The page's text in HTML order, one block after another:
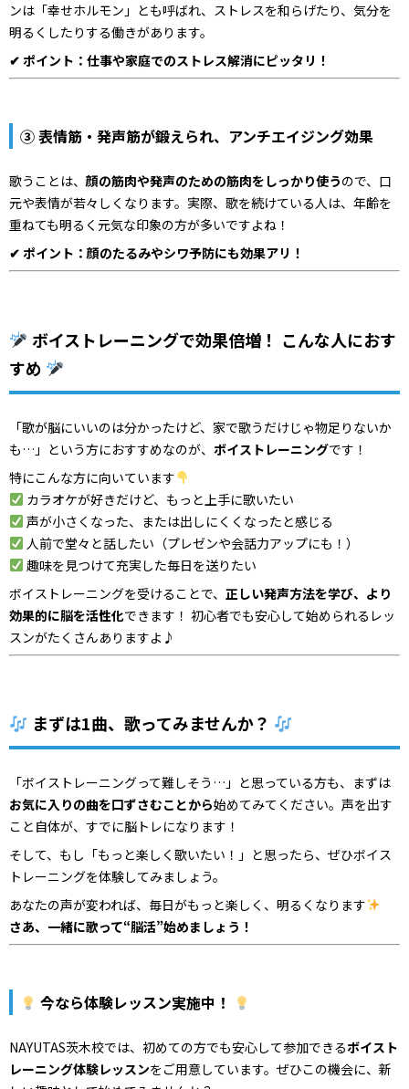
ンは「幸せホルモン」とも呼ばれ、ストレスを和らげたり、気分を
明るくしたりする働きがあります。
✔ ポイント：仕事や家庭でのストレス解消にピッタリ！
③ 表情筋・発声筋が鍛えられ、アンチエイジング効果
歌うことは、顔の筋肉や発声のための筋肉をしっかり使うので、口
元や表情が若々しくなります。実際、歌を続けている人は、年齢を
重ねても明るく元気な印象の方が多いですよね！
✔ ポイント：顔のたるみやシワ予防にも効果アリ！
ボイストレーニングで効果倍増！ こんな人におす
すめ
「歌が脳にいいのは分かったけど、家で歌うだけじゃ物足りないか
も…」という方におすすめなのが、 ボイストレーニングです！
特にこんな方に向いています
カラオケが好きだけど、もっと上手に歌いたい
声が小さくなった、または出しにくくなったと感じる
人前で堂々と話したい（プレゼンや会話力アップにも！）
趣味を見つけて充実した毎日を送りたい
ボイストレーニングを受けることで、 正しい発声方法を学び、より
効果的に脳を活性化できます！ 初心者でも安心して始められるレッ
スンがたくさんありますよ♪
まずは1曲、歌ってみませんか？
「ボイストレーニングって難しそう…」と思っている方も、まずは
お気に入りの曲を口ずさむことから始めてみてください。声を出す
こと自体が、すでに脳トレになります！
そして、もし「もっと楽しく歌いたい！」と思ったら、ぜひボイス
トレーニングを体験してみましょう。
あなたの声が変われば、毎日がもっと楽しく、明るくなります
さあ、一緒に歌って“脳活”始めましょう！
今なら体験レッスン実施中！
NAYUTAS茨木校では、初めての方でも安心して参加できるボイスト
レーニング体験レッスンをご用意しています。ぜひこの機会に、新